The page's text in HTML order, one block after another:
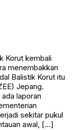
Korut kembali
menembakkan
Balistik Korut itu
Jepang.
laporan
sekitar pukul
awal, […]